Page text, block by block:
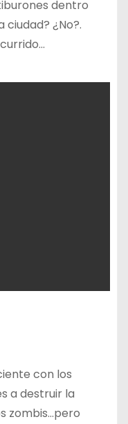
dentro
¿No?.
con los
a destruir la
zombis…pero